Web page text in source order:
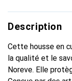
Description
Cette housse en
la qualité et le
Noreve. Elle